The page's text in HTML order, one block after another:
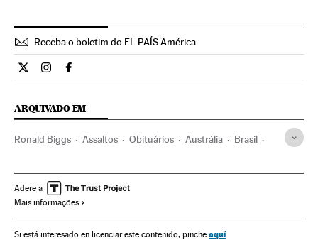
Receba o boletim do EL PAÍS América
Internacional El País Brasil en Twitter
Internacional El País Brasil en Instagram
Internacional El País Brasil en Facebook
ARQUIVADO EM
Ronald Biggs Assaltos Obituários Austrália Brasil
Reino Unido Oceania Europa Ocidental
Europa
Adere a
Mais informações
Si está interesado en licenciar este contenido, pinche aquí